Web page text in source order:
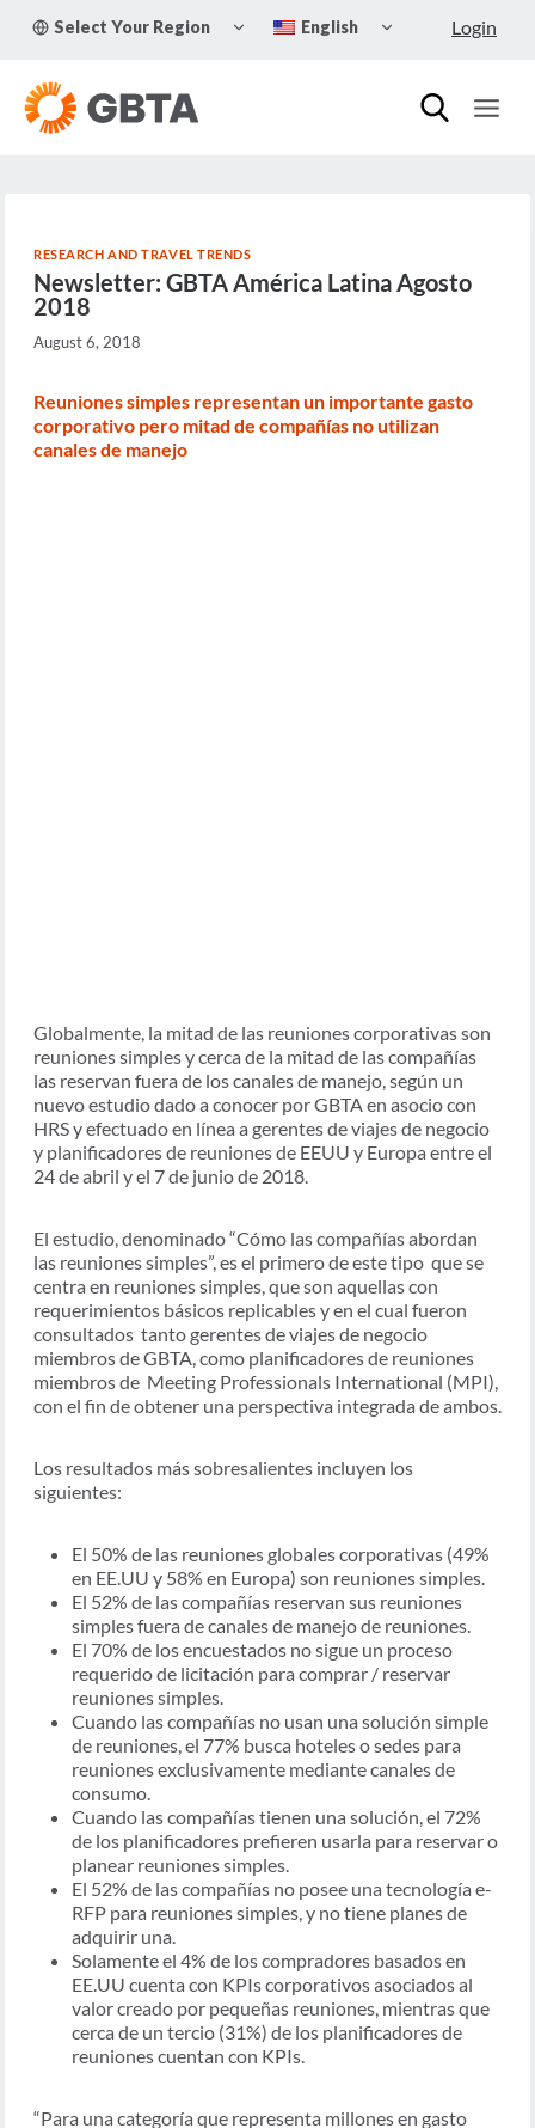
Select Your Region
TOGGLE
CHILD
English
CHILD
Login
RESEARCH AND TRAVEL TRENDS
Newsletter: GBTA América Latina Agosto
2018
August 6, 2018
Reuniones simples representan un importante gasto
corporativo pero mitad de compañías no utilizan
canales de manejo
Globalmente, la mitad de las reuniones corporativas son
reuniones simples y cerca de la mitad de las compañías
las reservan fuera de los canales de manejo, según un
nuevo estudio dado a conocer por GBTA en asocio con
HRS y efectuado en línea a gerentes de viajes de negocio
y planificadores de reuniones de EEUU y Europa entre el
24 de abril y el 7 de junio de 2018.
El estudio, denominado “Cómo las compañías abordan
las reuniones simples”, es el primero de este tipo que se
centra en reuniones simples, que son aquellas con
requerimientos básicos replicables y en el cual fueron
consultados tanto gerentes de viajes de negocio
miembros de GBTA, como planificadores de reuniones
miembros de Meeting Professionals International (MPI),
con el fin de obtener una perspectiva integrada de ambos.
Los resultados más sobresalientes incluyen los
siguientes:
El 50% de las reuniones globales corporativas (49%
en EE.UU y 58% en Europa) son reuniones simples.
El 52% de las compañías reservan sus reuniones
simples fuera de canales de manejo de reuniones.
El 70% de los encuestados no sigue un proceso
requerido de licitación para comprar / reservar
reuniones simples.
Cuando las compañías no usan una solución simple
de reuniones, el 77% busca hoteles o sedes para
reuniones exclusivamente mediante canales de
consumo.
Cuando las compañías tienen una solución, el 72%
de los planificadores prefieren usarla para reservar o
planear reuniones simples.
El 52% de las compañías no posee una tecnología e-
RFP para reuniones simples, y no tiene planes de
adquirir una.
Solamente el 4% de los compradores basados en
EE.UU cuenta con KPIs corporativos asociados al
valor creado por pequeñas reuniones, mientras que
cerca de un tercio (31%) de los planificadores de
reuniones cuentan con KPIs.
“Para una categoría que representa millones en gasto